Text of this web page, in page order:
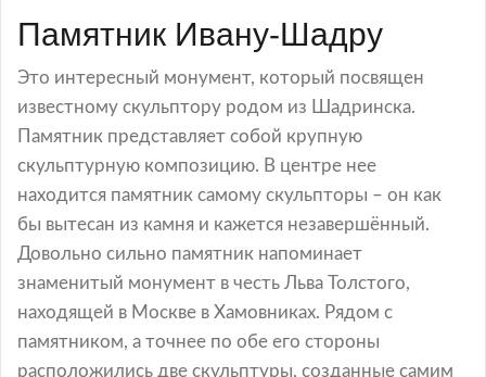
Памятник Ивану-Шадру
Это интересный монумент, который посвящен
известному скульптору родом из Шадринска.
Памятник представляет собой крупную
скульптурную композицию. В центре нее
находится памятник самому скульпторы – он как
бы вытесан из камня и кажется незавершённый.
Довольно сильно памятник напоминает
знаменитый монумент в честь Льва Толстого,
находящей в Москве в Хамовниках. Рядом с
памятником, а точнее по обе его стороны
расположились две скульптуры, созданные самим